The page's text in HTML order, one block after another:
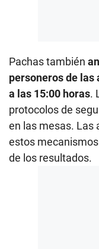
Pachas también
personeros de las
a las 15:00 horas.
protocolos de
en las mesas. Las
estos
de los resultados.